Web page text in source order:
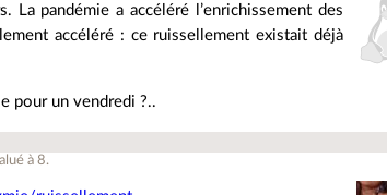
La pandémie a accéléré l’enrichissement des
accéléré : ce ruissellement existait déjà
pour un vendredi ?..
à8.